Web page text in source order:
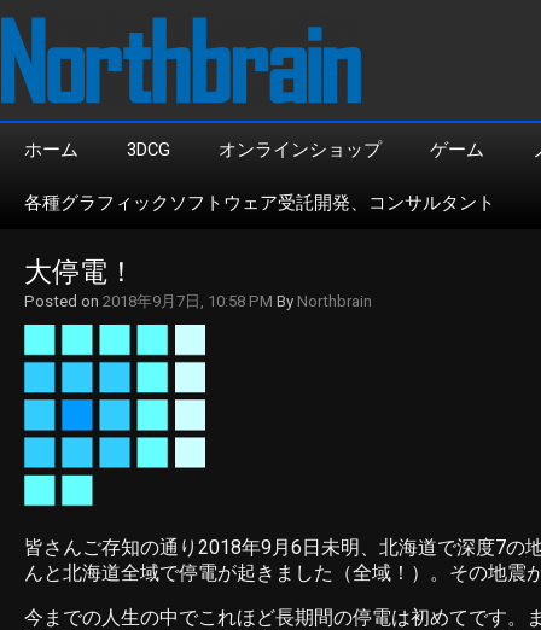
ホーム 3DCG オンラインショップ ゲーム
各種グラフィックソフトウェア受託開発、コンサルタント
大停電！
Posted on 2018年9月7日, 10:58 PM By Northbrain
皆さんご存知の通り2018年9月6日未明、北海道で深度7の
んと北海道全域で停電が起きました（全域！）。その地震
今までの人生の中でこれほど長期間の停電は初めてです。